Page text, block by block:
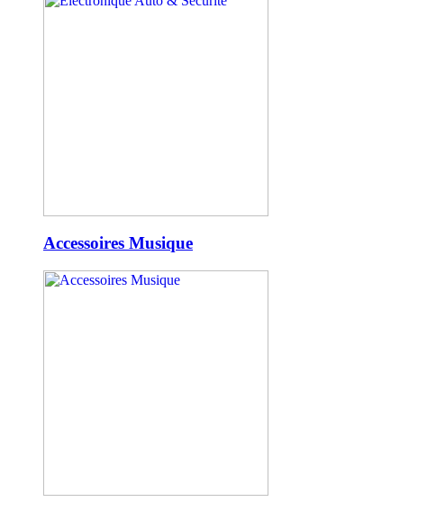
Accessoires Musique